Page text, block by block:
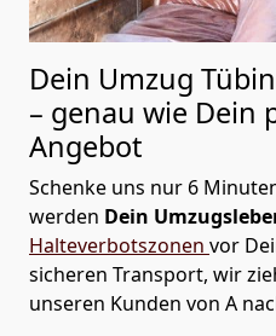
Dein Umzug
– genau wie Dein
Angebot
Schenke uns nur 6
werden Dein
Halteverbotszonen vor
sicheren Transport, wir
unseren Kunden von A